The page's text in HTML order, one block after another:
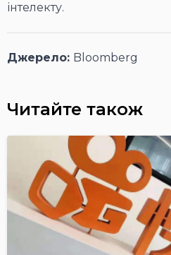
інтелекту.
Джерело: Bloomberg
Читайте також